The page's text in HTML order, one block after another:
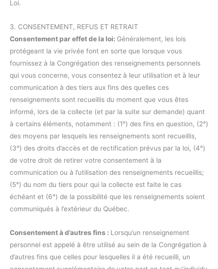
Loi.
3. CONSENTEMENT, REFUS ET RETRAIT
Consentement par effet de la loi: Généralement, les lois
protégeant la vie privée font en sorte que lorsque vous
fournissez à la Congrégation des renseignements personnels
qui vous concerne, vous consentez à leur utilisation et à leur
communication à des tiers aux fins des quelles ces
renseignements sont recueillis du moment que vous êtes
informé, lors de la collecte (et par la suite sur demande) quant
à certains éléments, notamment : (1°) des fins en question, (2°)
des moyens par lesquels les renseignements sont recueillis,
(3°) des droits d’accès et de rectification prévus par la loi, (4°)
de votre droit de retirer votre consentement à la
communication ou à l’utilisation des renseignements recueillis;
(5°) du nom du tiers pour qui la collecte est faite le cas
échéant et (6°) de la possibilité que les renseignements soient
communiqués à l’extérieur du Québec.
Consentement à d’autres fins : Lorsqu’un renseignement
personnel est appelé à être utilisé au sein de la Congrégation à
d’autres fins que celles pour lesquelles il a été recueilli, un